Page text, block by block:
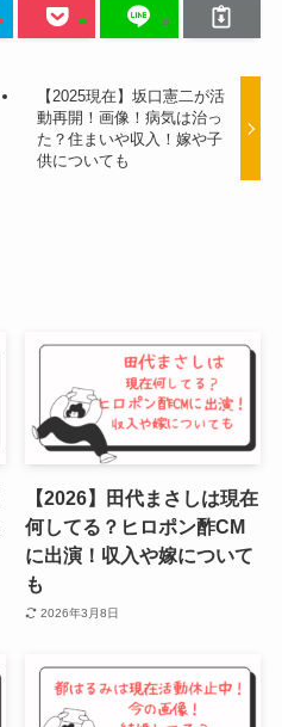
【2025現在】坂口憲二が活
動再開！画像！病気は治っ
た？住まいや収入！嫁や子
供についても
【2026】田代まさしは現在
何してる？ヒロポン酢CM
に出演！収入や嫁について
も
2026年3月8日